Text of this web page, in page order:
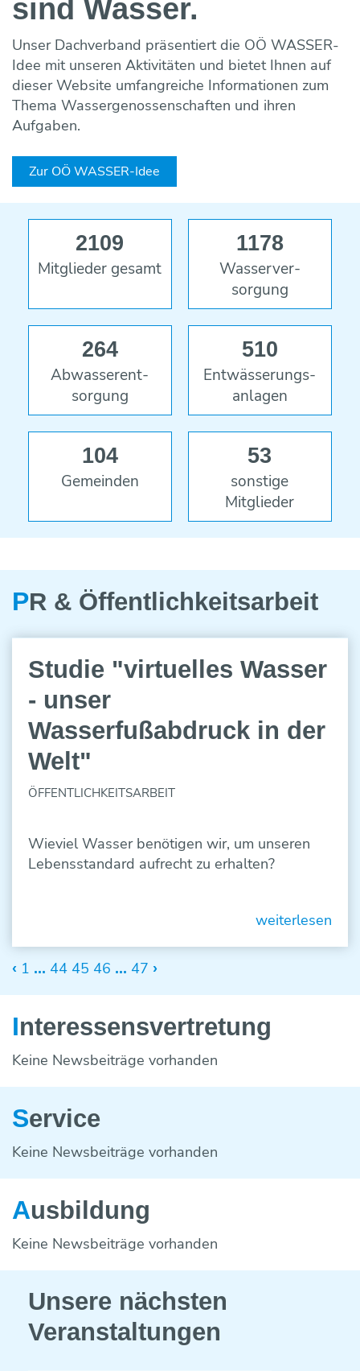
Regelwerke
Trinkwasserbar
Trinkwassernotversorgung
Trinkwasseruntersuchungsaktion
Versicherungen
Wahlergebnisse
Vorträge & Präsentationen
Fotos & Impressionen
Bildung ONLINE
Speicherung
Wasseraufbereitung
Reinigung
Wasserverlustanalyse und Leckortung
Wasserzähler
Fremdüberwachung von
Eigenüberwachung von
Projekte / Studien
EU-Angelegenheiten
Maulwurf- und Rohrlosdränung
Chronik
Team
sind Wasser.
Unser Dachverband präsentiert die OÖ WASSER-
Idee mit unseren Aktivitäten und bietet Ihnen auf
dieser Website umfangreiche Informationen zum
Thema Wassergenossenschaften und ihren
Aufgaben.
Zur OÖ WASSER-Idee
2109
Mitglieder gesamt
1178
Wasser­ver­
sorgung
264
Abwasser­ent­
sorgung
510
Ent­wässer­ungs­
anlagen
104
Gemeinden
53
sonstige
Mitglieder
PR & Öffentlich­keitsarbeit
9
AUG
2021
Studie "virtuelles Wasser
- unser
Wasserfußabdruck in der
Welt"
ÖFFENTLICHKEITSARBEIT
Wieviel Wasser benötigen wir, um unseren
Lebensstandard aufrecht zu erhalten?
weiterlesen
‹ 1 ... 44 45 46 ... 47 ›
Interessens­vertretung
Keine Newsbeiträge vorhanden
Service
Keine Newsbeiträge vorhanden
Ausbildung
Keine Newsbeiträge vorhanden
Unsere nächsten
Veranstaltungen